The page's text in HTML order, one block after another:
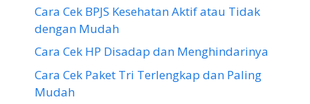
Cara Cek BPJS Kesehatan Aktif atau Tidak
dengan Mudah
Cara Cek HP Disadap dan Menghindarinya
Cara Cek Paket Tri Terlengkap dan Paling
Mudah